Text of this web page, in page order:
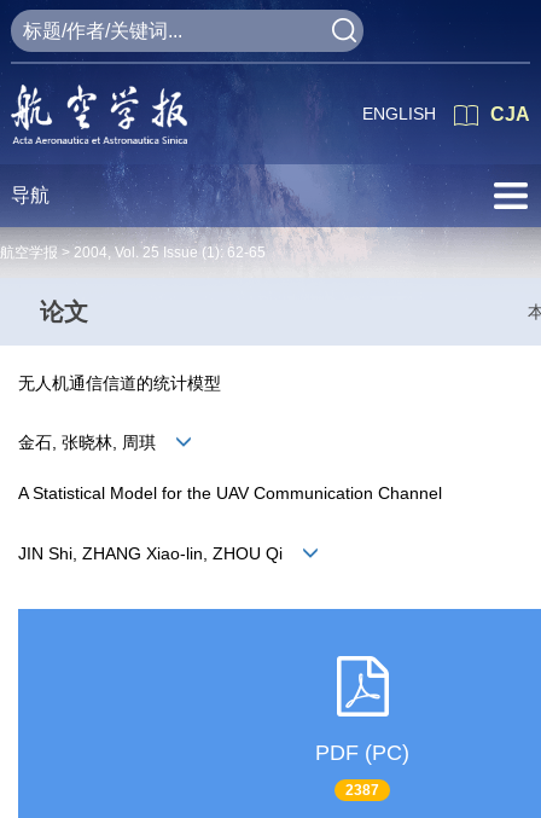
CJA
ENGLISH
导航
航空学报 > 2004, Vol. 25 Issue (1): 62-65
论文
无人机通信信道的统计模型
金石, 张晓林, 周琪
A Statistical Model for the UAV Communication Channel
JIN Shi, ZHANG Xiao-lin, ZHOU Qi
PDF (PC)
2387